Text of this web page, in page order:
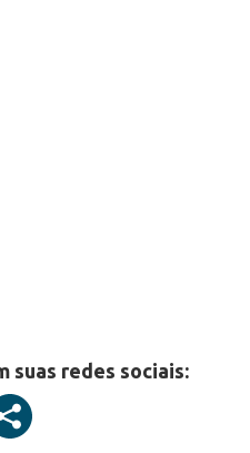
suas redes sociais: